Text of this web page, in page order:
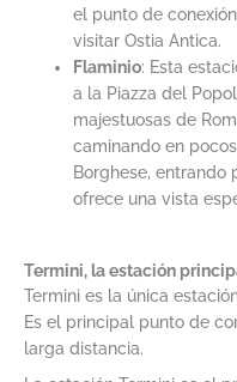
el punto de
visitar Ostia Antica.
Flaminio: Esta
a la Piazza del
majestuosas de
caminando en
Borghese, entrando
ofrece una vista
Termini, la estación
Termini es la única
Es el principal punto de
larga distancia.